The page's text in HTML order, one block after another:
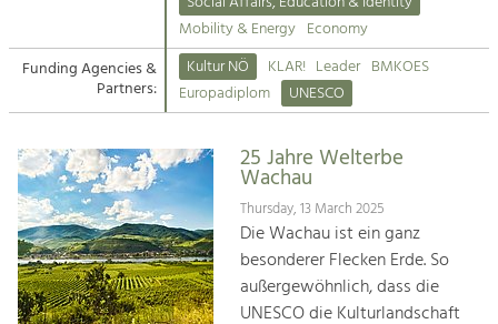
Suche
Impressum
Kontakt
Tourism
Offer Development and Positioning
Art & Culture
Crafts, Science and Research.
Social Affairs, Education
& Identity
Mobility & Energy Economy
Funding Agencies &
Partners:
Kultur NÖ KLAR! Leader BMKOES
Europadiplom
UNESCO
25 Jahre Welterbe
Wachau
Thursday, 13 March 2025
Die Wachau ist ein ganz
besonderer Flecken Erde. So
außergewöhnlich, dass die
UNESCO die Kulturlandschaft